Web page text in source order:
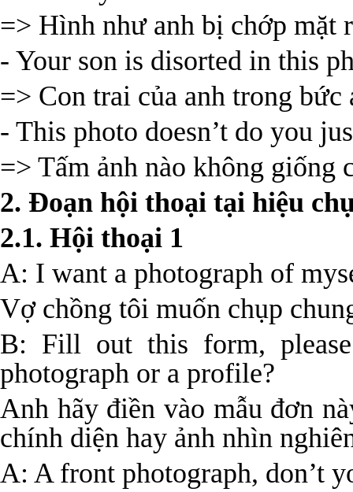
=> Hình như anh bị chớp mặt
- Your son is disorted in this
=> Con trai của anh trong bức
- This photo doesn’t do you
=> Tấm ảnh nào không giống
2. Đoạn hội thoại tại hiệu
2.1. Hội thoại 1
A: I want a photograph of
Vợ chồng tôi muốn chụp
B: Fill out this form,
photograph or a profile?
Anh hãy điền vào mẫu đơn
chính diện hay ảnh nhìn
A: A front photograph, don’t